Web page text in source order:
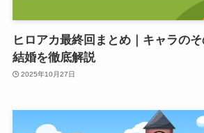
ヒロアカ最終回まとめ｜キャラの
結婚を徹底解説
2025年10月27日